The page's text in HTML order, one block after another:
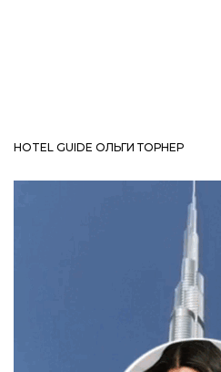
HOTEL GUIDE ОЛЬГИ ТОРНЕР